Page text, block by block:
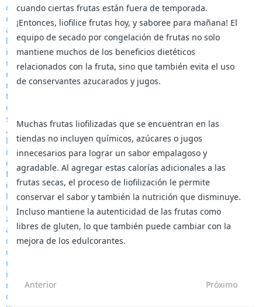
cuando ciertas frutas están fuera de temporada.
¡Entonces, liofilice frutas hoy, y saboree para mañana! El
equipo de secado por congelación de frutas no solo
mantiene muchos de los beneficios dietéticos
relacionados con la fruta, sino que también evita el uso
de conservantes azucarados y jugos.
Muchas frutas liofilizadas que se encuentran en las
tiendas no incluyen químicos, azúcares o jugos
innecesarios para lograr un sabor empalagoso y
agradable. Al agregar estas calorías adicionales a las
frutas secas, el proceso de liofilización le permite
conservar el sabor y también la nutrición que disminuye.
Incluso mantiene la autenticidad de las frutas como
libres de gluten, lo que también puede cambiar con la
mejora de los edulcorantes.
Anterior Próximo